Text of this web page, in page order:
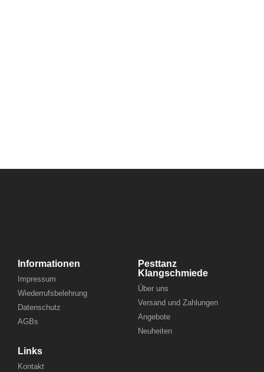
Informationen
Impressum
Wiederrufsbelehrung
Datenschutz
AGBs
Pesttanz
Klangschmiede
Über uns
Versand und Zahlungen
Angebote
Neuheiten
Links
Kontakt